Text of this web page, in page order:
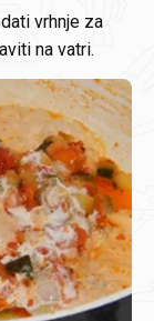
vrhnje za
na vatri.